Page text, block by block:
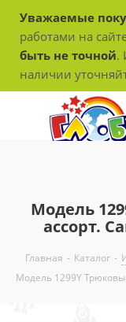
Уважаемые
работами на
быть не точной.
наличии
Модель
ассорт.
Главная - Каталог -
Модель 1299Y